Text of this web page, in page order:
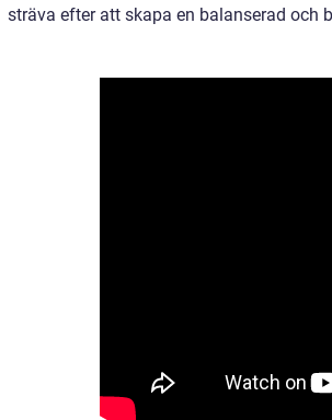
sträva efter att skapa en balanserad och